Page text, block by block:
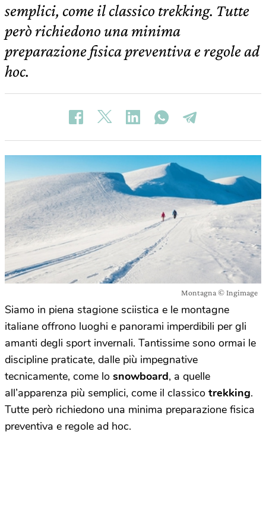
semplici, come il classico trekking. Tutte
però richiedono una minima
preparazione fisica preventiva e regole ad
hoc.
Montagna © Ingimage
Siamo in piena stagione sciistica e le montagne
italiane offrono luoghi e panorami imperdibili per gli
amanti degli sport invernali. Tantissime sono ormai le
discipline praticate, dalle più impegnative
tecnicamente, come lo snowboard, a quelle
all’apparenza più semplici, come il classico trekking.
Tutte però richiedono una minima preparazione fisica
preventiva e regole ad hoc.